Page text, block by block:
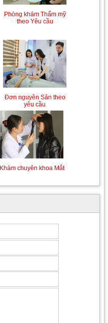
Phòng khám Thẩm mỹ
theo Yêu cầu
Đơn nguyên Sản theo
yêu cầu
Khám chuyên khoa Mắt